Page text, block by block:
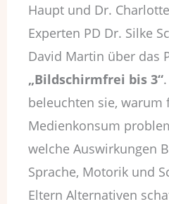
Haupt und Dr.
Experten PD Dr. Silke
David Martin über das
„Bildschirmfrei bis 3“
beleuchten sie,
Medienkonsum
welche Auswirkungen
Sprache, Motorik und
Eltern Alternativen